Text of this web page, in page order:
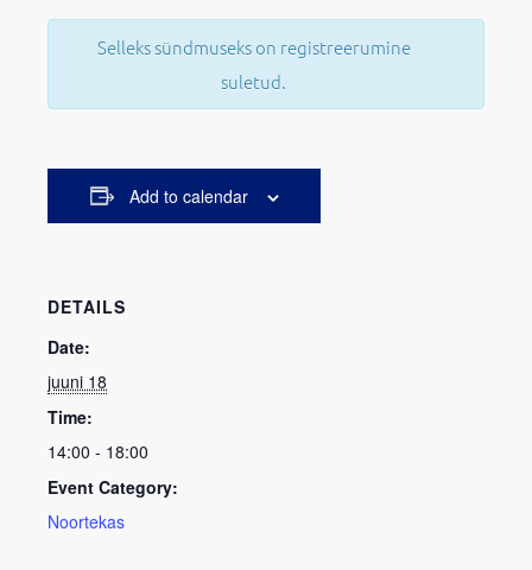
Selleks sündmuseks on registreerumine
suletud.
Add to calendar
DETAILS
Date:
juuni 18
Time:
14:00 - 18:00
Event Category:
Noortekas